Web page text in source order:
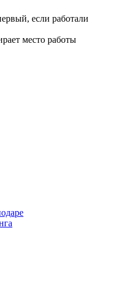
если работали
место работы